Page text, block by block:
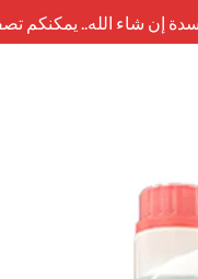
إن شاء الله..